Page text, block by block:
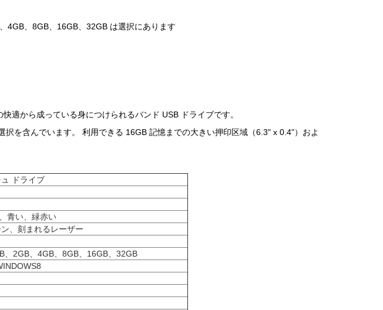
4GB、8GB、16GB、32GB は選択にあります
適から成っている身につけられるバンド USB ドライブです。
択を含んでいます。 利用できる 16GB 記憶までの大きい押印区域（6.3" x 0.4"）およ
ドライブ
青い、緑赤い
、刻まれるレーザー
、2GB、4GB、8GB、16GB、32GB